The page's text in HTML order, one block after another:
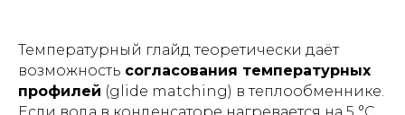
Температурный глайд теоретически даёт
возможность согласования температурных
профилей (glide matching) в теплообменнике.